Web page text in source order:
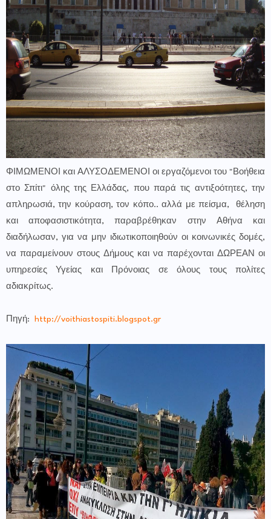
ΦΙΜΩΜΕΝΟΙ και ΑΛΥΣΟΔΕΜΕΝΟΙ οι εργαζόμενοι του "Βοήθεια
στο Σπίτι" όλης της Ελλάδας, που παρά τις αντιξοότητες, την
απληρωσιά, την κούραση, τον κόπο.. αλλά με πείσμα, θέληση
και αποφασιστικότητα, παραβρέθηκαν στην Αθήνα και
διαδήλωσαν, για να μην ιδιωτικοποιηθούν οι κοινωνικές δομές,
να παραμείνουν στους Δήμους και να παρέχονται ΔΩΡΕΑΝ οι
υπηρεσίες Υγείας και Πρόνοιας σε όλους τους πολίτες
αδιακρίτως.
Πηγή: http://voithiastospiti.blogspot.gr